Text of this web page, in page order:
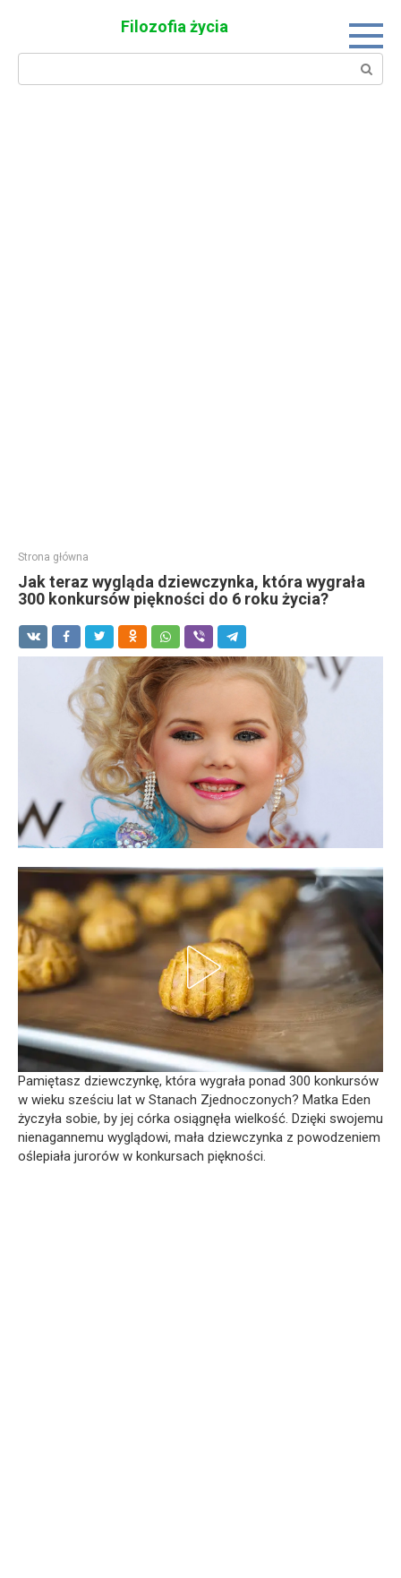
Filozofia życia
Search:
Strona główna
Jak teraz wygląda dziewczynka, która wygrała
300 konkursów piękności do 6 roku życia?
Pamiętasz dziewczynkę, która wygrała ponad 300 konkursów
w wieku sześciu lat w Stanach Zjednoczonych? Matka Eden
życzyła sobie, by jej córka osiągnęła wielkość. Dzięki swojemu
nienagannemu wyglądowi, mała dziewczynka z powodzeniem
oślepiała jurorów w konkursach piękności.